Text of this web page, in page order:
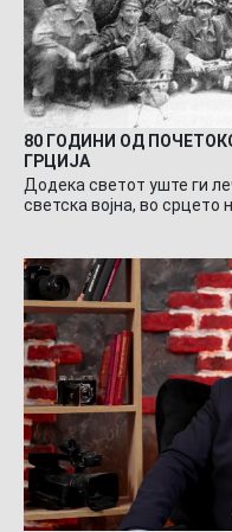
80 ГОДИНИ ОД
ГРЦИЈА
Додека светот уште ги
светска војна, во срцето